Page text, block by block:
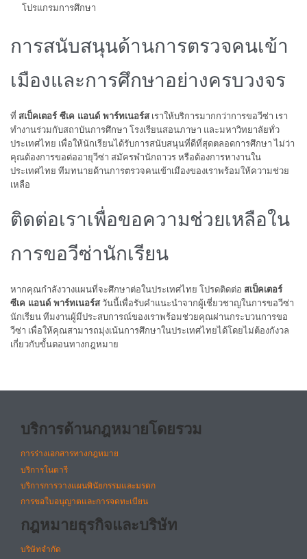
โปรแกรมการศึกษา
การสนับสนุนด้านการตรวจคนเข้า
เมืองและการศึกษาอย่างครบวงจร
ที่ สเป็คเตอร์ ซีเค แอนด์ พาร์ทเนอร์ส เราให้บริการมากกว่าการขอวีซ่า เรา
ทำงานร่วมกับสถาบันการศึกษา โรงเรียนสอนภาษา และมหาวิทยาลัยทั่ว
ประเทศไทย เพื่อให้นักเรียนได้รับการสนับสนุนที่ดีที่สุดตลอดการศึกษา ไม่ว่า
คุณต้องการขอต่ออายุวีซ่า สมัครพำนักถาวร หรือต้องการหางานใน
ประเทศไทย ทีมทนายด้านการตรวจคนเข้าเมืองของเราพร้อมให้ความช่วย
เหลือ
ติดต่อเราเพื่อขอความช่วยเหลือใน
การขอวีซ่านักเรียน
หากคุณกำลังวางแผนที่จะศึกษาต่อในประเทศไทย โปรดติดต่อ สเป็คเตอร์
ซีเค แอนด์ พาร์ทเนอร์สวันนี้เพื่อรับคำแนะนำจากผู้เชี่ยวชาญในการขอวีซ่า
นักเรียน ทีมงานผู้มีประสบการณ์ของเราพร้อมช่วยคุณผ่านกระบวนการขอ
วีซ่า เพื่อให้คุณสามารถมุ่งเน้นการศึกษาในประเทศไทยได้โดยไม่ต้องกังวล
เกี่ยวกับขั้นตอนทางกฎหมาย
บริการด้านกฎหมายโดยรวม
การร่างเอกสารทางกฎหมาย
บริการโนตารี
บริการการวางแผนพินัยกรรมและมรดก
การขอใบอนุญาตและการจดทะเบียน
กฎหมายธุรกิจและบริษัท
บริษัทจำกัด